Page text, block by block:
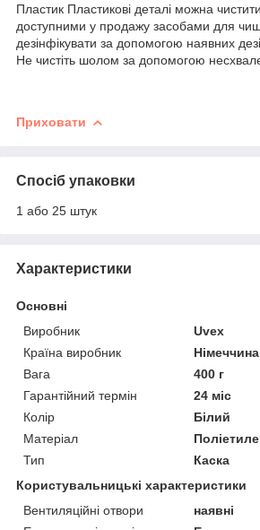
Пластик Пластикові деталі можна
доступними у продажу засобами для
дезінфікувати за допомогою наявних
Не чистіть шолом за допомогою
Приховати
Спосіб упаковки
1 або 25 штук
Характеристики
Основні
Виробник
Uvex
Країна виробник
Німеччина
Вага
400 г
Гарантійний термін
24 міс
Колір
Білий
Матеріал
Тип
Каска
Користувальницькі характеристики
Вентиляційні отвори
наявні